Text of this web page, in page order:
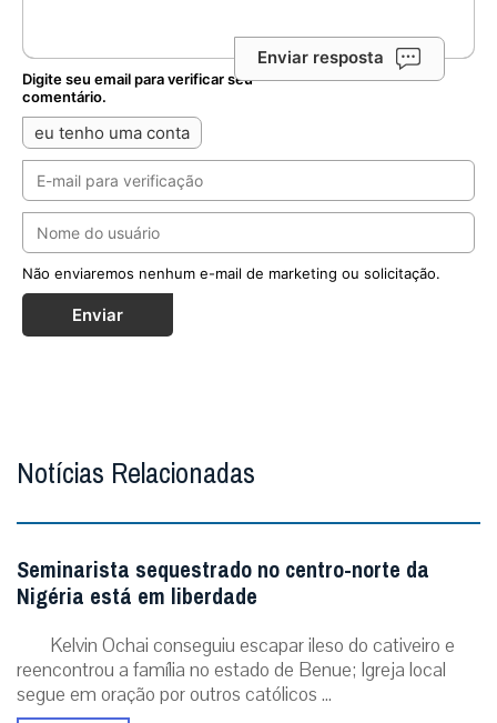
Enviar resposta
Digite seu email para verificar seu
comentário.
eu tenho uma conta
Não enviaremos nenhum e-mail de marketing ou solicitação.
Enviar
Notícias Relacionadas
Seminarista sequestrado no centro-norte da
Nigéria está em liberdade
Kelvin Ochai conseguiu escapar ileso do cativeiro e
reencontrou a família no estado de Benue; Igreja local
segue em oração por outros católicos ...